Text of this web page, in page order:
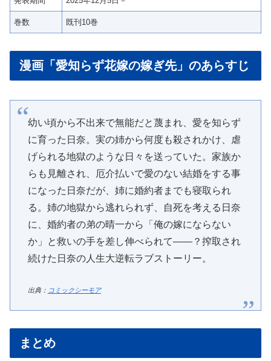
巻数 既刊10巻
漫画「愛知らず花嫁の嫁ぎ先」のあらすじ
幼い頃から不出来で無能だと蔑まれ、愛を知らず
に育った日奈。実の姉から何度も殺されかけ、虐
げられる地獄のような日々を送っていた。家族か
らも見離され、厄介払いで愛のない結婚をする事
になった日奈だが、姉に婚約者までも寝取られ
る。姉の地獄から逃れられず、自死を考える日奈
に、婚約者の弟の晴一から「俺の嫁にならない
か」と救いの手を差し伸べられて――？搾取され
続けた日奈の人生大逆転ラブストーリー。
出典： コミックシーモア
まとめ